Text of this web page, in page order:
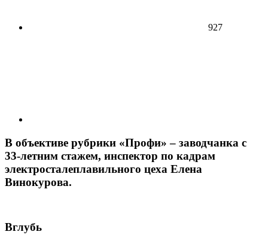
927
В объективе рубрики «Профи» – заводчанка с
33-летним стажем, инспектор по кадрам
электросталеплавильного цеха Елена
Винокурова.
Вглубь